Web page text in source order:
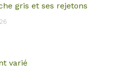
gris et ses rejetons
varié